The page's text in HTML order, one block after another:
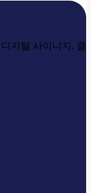
지털 사이니지. 클